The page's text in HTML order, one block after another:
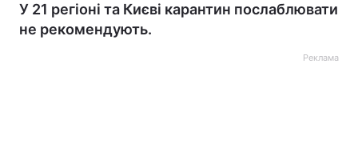
У 21 регіоні та Києві карантин послаблювати
не рекомендують.
Реклама